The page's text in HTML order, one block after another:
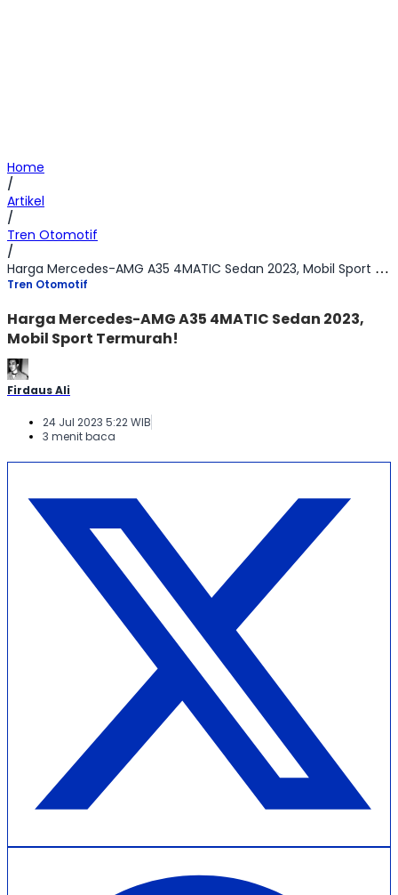
Home
/
Artikel
/
Tren Otomotif
/
Harga Mercedes-AMG A35 4MATIC Sedan 2023, Mobil Sport Termurah!
Tren Otomotif
Harga Mercedes-AMG A35 4MATIC Sedan 2023,
Mobil Sport Termurah!
Firdaus Ali
24 Jul 2023 5:22 WIB
3 menit baca